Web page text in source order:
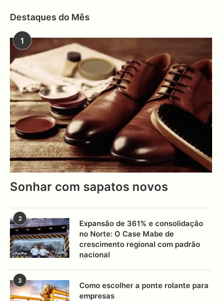
Destaques do Mês
1
Sonhar com sapatos novos
2
Expansão de 361% e consolidação
no Norte: O Case Mabe de
crescimento regional com padrão
nacional
3
Como escolher a ponte rolante para
empresas